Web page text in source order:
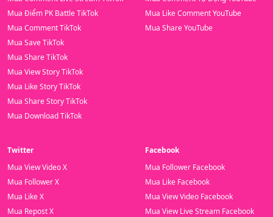
Mua Điểm PK Battle TikTok
Mua Comment TikTok
Mua Save TikTok
Mua Share TikTok
Mua View Story TikTok
Mua Like Story TikTok
Mua Share Story TikTok
Mua Download TikTok
Mua Like Comment YouTube
Mua Share YouTube
Twitter
Mua View Video X
Mua Follower X
Mua Like X
Mua Repost X
Facebook
Mua Follower Facebook
Mua Like Facebook
Mua View Video Facebook
Mua View Live Stream Facebook